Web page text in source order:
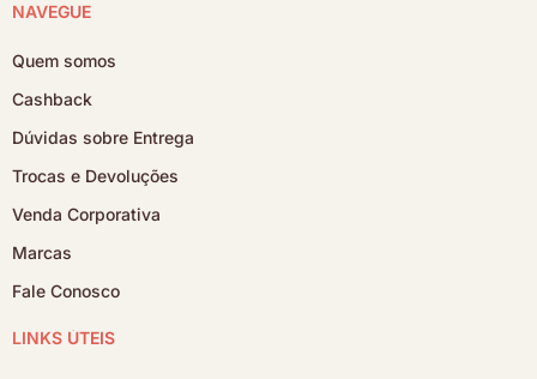
NAVEGUE
Quem somos
Cashback
Dúvidas sobre Entrega
Trocas e Devoluções
Venda Corporativa
Marcas
Fale Conosco
LINKS ÚTEIS